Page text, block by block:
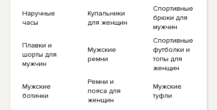
Наручные
часы
Купальники
для женщин
Спортивные
брюки для
мужчин
Плавки и
шорты для
мужчин
Мужские
ремни
Спортивные
футболки и
топы для
женщин
Мужские
ботинки
Ремни и
пояса для
женщин
Мужские
туфли